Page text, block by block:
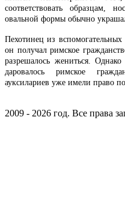
соответствовать образцам,
овальной формы обычно
Пехотинец из
он получал римское
разрешалось жениться.
даровалось римское
ауксилариев уже имели право
2009 - 2026 год. Все права